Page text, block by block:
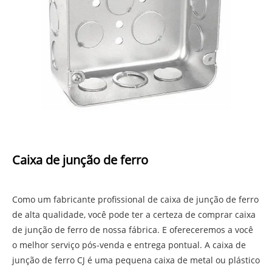
Caixa de junção de ferro
Como um fabricante profissional de caixa de junção de ferro
de alta qualidade, você pode ter a certeza de comprar caixa
de junção de ferro de nossa fábrica. E ofereceremos a você
o melhor serviço pós-venda e entrega pontual. A caixa de
junção de ferro CJ é uma pequena caixa de metal ou plástico